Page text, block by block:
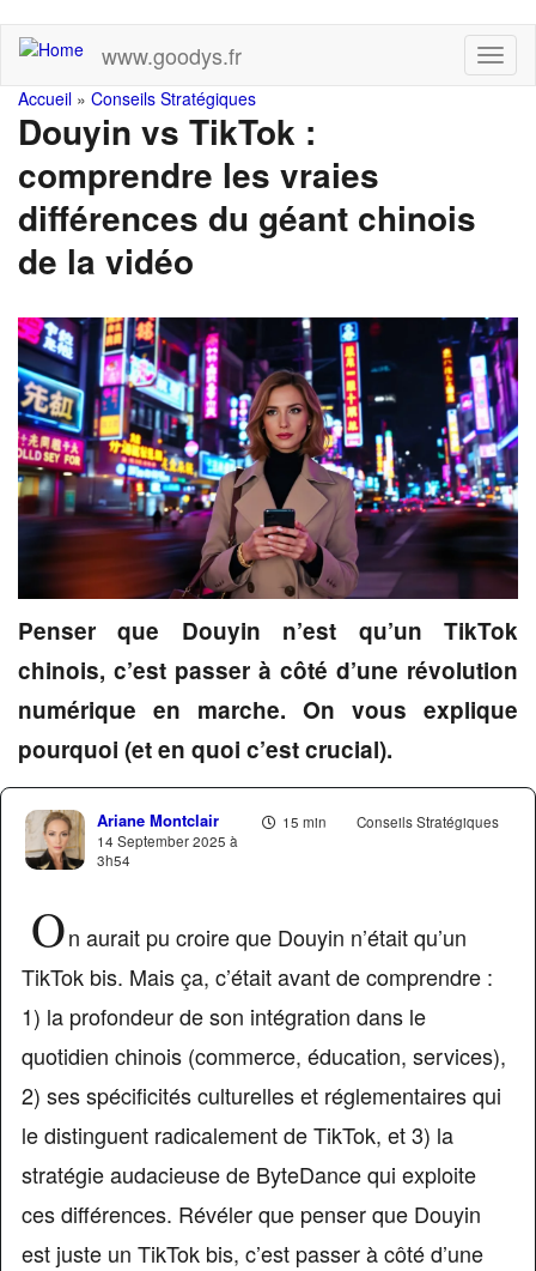
Skip
main
content
www.goodys.fr
You
are
here
Accueil » Conseils Stratégiques
Douyin vs TikTok :
comprendre les vraies
différences du géant chinois
de la vidéo
Penser que Douyin n’est qu’un TikTok
chinois, c’est passer à côté d’une révolution
numérique en marche. On vous explique
pourquoi (et en quoi c’est crucial).
15 min Conseils Stratégiques
Ariane Montclair
14 September 2025 à
3h54
On aurait pu croire que Douyin n’était qu’un
TikTok bis. Mais ça, c’était avant de comprendre :
1) la profondeur de son intégration dans le
quotidien chinois (commerce, éducation, services),
2) ses spécificités culturelles et réglementaires qui
le distinguent radicalement de TikTok, et 3) la
stratégie audacieuse de ByteDance qui exploite
ces différences. Révéler que penser que Douyin
est juste un TikTok bis, c’est passer à côté d’une